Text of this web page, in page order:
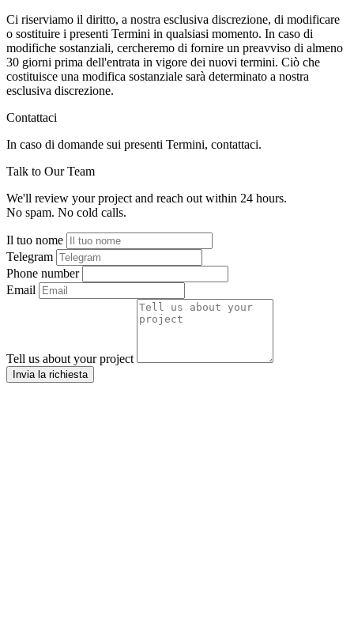
Ci riserviamo il diritto, a nostra esclusiva discrezione, di modificare
o sostituire i presenti Termini in qualsiasi momento. In caso di
modifiche sostanziali, cercheremo di fornire un preavviso di almeno
30 giorni prima dell'entrata in vigore dei nuovi termini. Ciò che
costituisce una modifica sostanziale sarà determinato a nostra
esclusiva discrezione.
Contattaci
In caso di domande sui presenti Termini, contattaci.
Talk to Our Team
We'll review your project and reach out within 24 hours.
No spam. No cold calls.
Il tuo nome
Telegram
Phone number
Email
Tell us about your project
Invia la richiesta